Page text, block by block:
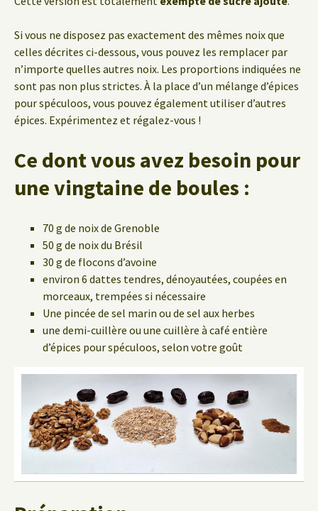
Si vous ne disposez pas exactement des mêmes noix que
celles décrites ci-dessous, vous pouvez les remplacer par
n’importe quelles autres noix. Les proportions indiquées ne
sont pas non plus strictes. À la place d’un mélange d’épices
pour spéculoos, vous pouvez également utiliser d’autres
épices. Expérimentez et régalez-vous !
Ce dont vous avez besoin pour
une vingtaine de boules :
70 g de noix de Grenoble
50 g de noix du Brésil
30 g de flocons d’avoine
environ 6 dattes tendres, dénoyautées, coupées en
morceaux, trempées si nécessaire
Une pincée de sel marin ou de sel aux herbes
une demi-cuillère ou une cuillère à café entière
d’épices pour spéculoos, selon votre goût